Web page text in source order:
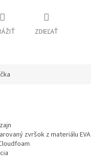
ZDIEĽAŤ
zvršok z materiálu EVA